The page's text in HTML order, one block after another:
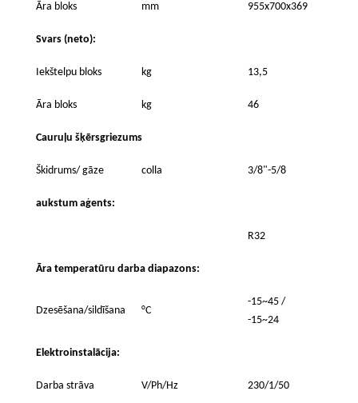
Āra bloks mm 955x700x369
Svars (neto):
Iekštelpu bloks kg 13,5
Āra bloks kg 46
Cauruļu šķērsgriezums
Škidrums/ gāze colla 3/8"-5/8
aukstum aģents:
R32
Āra temperatūru darba diapazons:
Dzesēšana/sildīšana °C
-15~45 /
-15~24
Elektroinstalācija:
Darba strāva V/Ph/Hz 230/1/50